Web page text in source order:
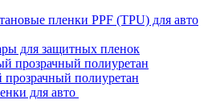
пленки PPF (TPU) для авто
для защитных пленок
прозрачный полиуретан
полиуретан
для авто